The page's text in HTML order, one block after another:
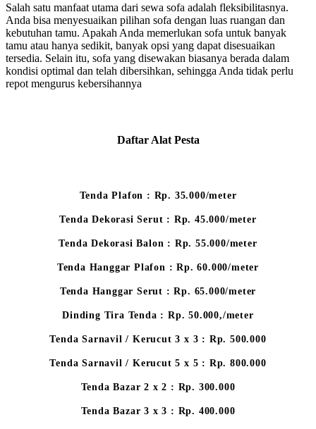
Salah satu manfaat utama dari sewa sofa adalah fleksibilitasnya.
Anda bisa menyesuaikan pilihan sofa dengan luas ruangan dan
kebutuhan tamu. Apakah Anda memerlukan sofa untuk banyak
tamu atau hanya sedikit, banyak opsi yang dapat disesuaikan
tersedia. Selain itu, sofa yang disewakan biasanya berada dalam
kondisi optimal dan telah dibersihkan, sehingga Anda tidak perlu
repot mengurus kebersihannya
Daftar Alat Pesta
Tenda Plafon : Rp. 35.000/meter
Tenda Dekorasi Serut : Rp. 45.000/meter
Tenda Dekorasi Balon : Rp. 55.000/meter
Tenda Hanggar Plafon : Rp. 60.000/meter
Tenda Hanggar Serut : Rp. 65.000/meter
Dinding Tira Tenda : Rp. 50.000,/meter
Tenda Sarnavil / Kerucut 3 x 3 : Rp. 500.000
Tenda Sarnavil / Kerucut 5 x 5 : Rp. 800.000
Tenda Bazar 2 x 2 : Rp. 300.000
Tenda Bazar 3 x 3 : Rp. 400.000